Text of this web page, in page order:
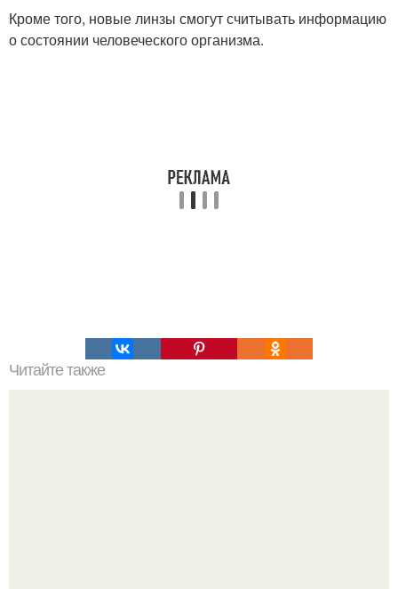
Кроме того, новые линзы смогут считывать информацию
о состоянии человеческого организма.
Читайте также